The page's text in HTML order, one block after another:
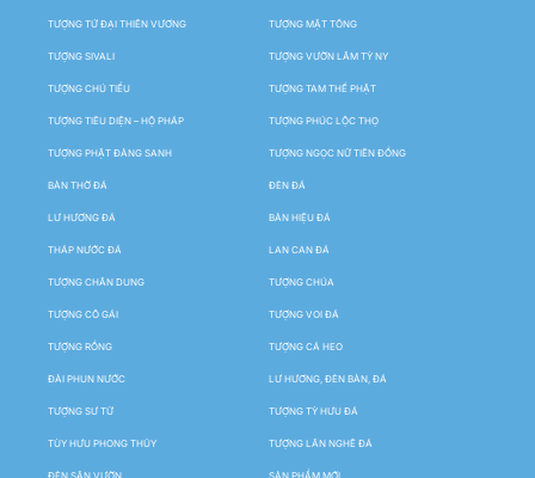
TƯỢNG TỨ ĐẠI THIÊN VƯƠNG TƯỢNG MẬT TÔNG
TƯỢNG SIVALI TƯỢNG VƯỜN LÂM TỲ NY
TƯỢNG CHÚ TIỂU TƯỢNG TAM THẾ PHẬT
TƯỢNG TIÊU DIỆN – HỘ PHÁP TƯỢNG PHÚC LỘC THỌ
TƯỢNG PHẬT ĐẢNG SANH TƯỢNG NGỌC NỮ TIÊN ĐỒNG
BÀN THỜ ĐÁ ĐÈN ĐÁ
LƯ HƯƠNG ĐÁ BẢN HIỆU ĐÁ
THÁP NƯỚC ĐÁ LAN CAN ĐÁ
TƯỢNG CHÂN DUNG TƯỢNG CHÚA
TƯỢNG CÔ GÁI TƯỢNG VOI ĐÁ
TƯỢNG RỒNG TƯỢNG CÁ HEO
ĐÀI PHUN NƯỚC LƯ HƯƠNG, ĐÈN BÀN, ĐÁ
TƯỢNG SƯ TỬ TƯỢNG TỲ HƯU ĐÁ
TÙY HƯU PHONG THỦY TƯỢNG LÂN NGHÊ ĐÁ